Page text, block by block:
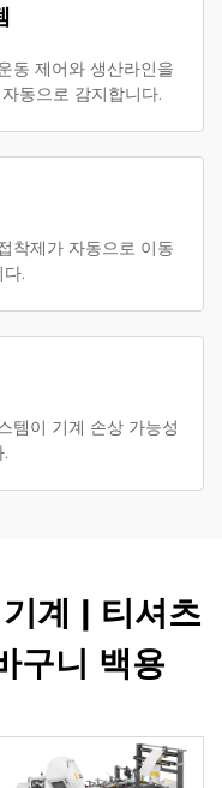
동 제어와 생산라인을
동으로 감지합니다.
착제가 자동으로 이동
.
템이 기계 손상 가능성
계 | 티셔츠
구니 백용